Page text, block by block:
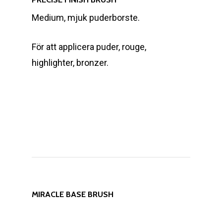
Medium, mjuk puderborste.
För att applicera puder, rouge,
highlighter, bronzer.
MIRACLE BASE BRUSH